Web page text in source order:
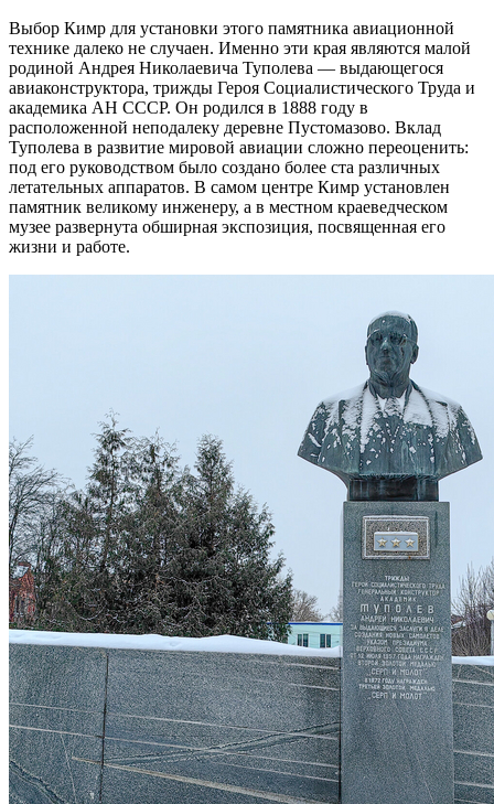
Выбор Кимр для установки этого памятника авиационной
технике далеко не случаен. Именно эти края являются малой
родиной Андрея Николаевича Туполева — выдающегося
авиаконструктора, трижды Героя Социалистического Труда и
академика АН СССР. Он родился в 1888 году в
расположенной неподалеку деревне Пустомазово. Вклад
Туполева в развитие мировой авиации сложно переоценить:
под его руководством было создано более ста различных
летательных аппаратов. В самом центре Кимр установлен
памятник великому инженеру, а в местном краеведческом
музее развернута обширная экспозиция, посвященная его
жизни и работе.